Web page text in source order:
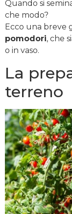
Quando si
che modo?
Ecco una breve
pomodori, che
o in vaso.
La
terreno